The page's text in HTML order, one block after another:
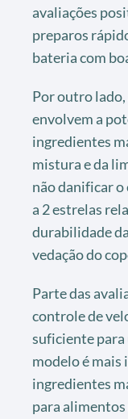
avaliações
preparos
bateria com
Por outro
envolvem a
ingredientes
mistura e da
não danificar o
a 2 estrelas
durabilidade
vedação do
Parte das
controle de
suficiente para
modelo é mais
ingredientes
para